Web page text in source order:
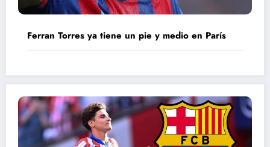
Ferran Torres ya tiene un pie y medio en París